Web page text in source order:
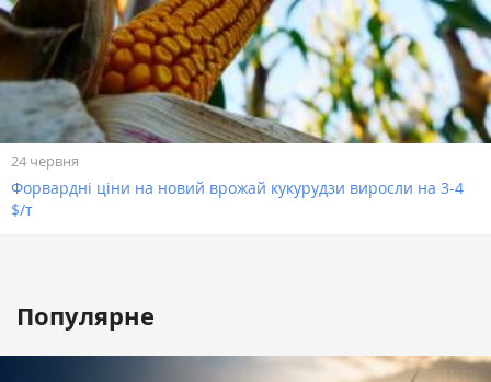
24 червня
Форвардні ціни на новий врожай кукурудзи виросли на 3-4
$/т
Популярне